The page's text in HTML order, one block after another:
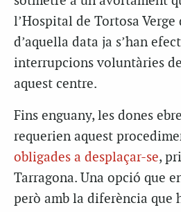
l’Hospital de Tortosa Verge
d’aquella data ja s’han
interrupcions voluntàries
aquest centre.
Fins enguany, les dones
requerien aquest
obligades a desplaçar-se,
Tarragona. Una opció que
però amb la diferència que